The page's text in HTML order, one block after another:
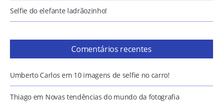
Selfie do elefante ladrãozinho!
Comentários recentes
Umberto Carlos em 10 imagens de selfie no carro!
Thiago em Novas tendências do mundo da fotografia